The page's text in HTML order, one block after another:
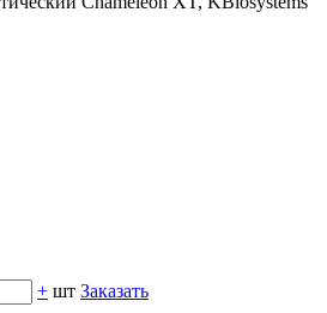
+ шт Заказать